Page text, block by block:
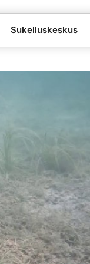
Sukelluskeskus